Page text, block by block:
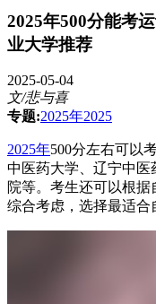
2025年500分能考
业大学推荐
2025-05-04
文/悲与喜
专题:2025年2025
2025年500分左右可以
中医药大学、辽宁中
院等。考生还可以根
综合考虑，选择最适合